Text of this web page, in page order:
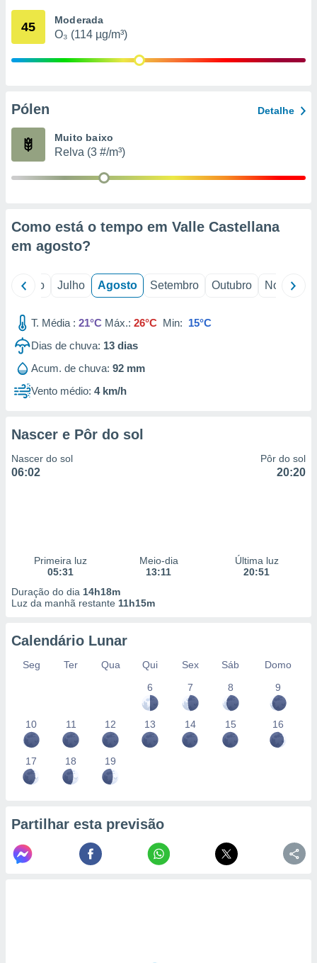
através
estudos
1199
45 Moderada
O₃ (114 µg/m³)
Pólen Detalhe
Muito baixo
Relva (3 #/m³)
Como está o tempo em Valle Castellana
em agosto?
Junho Julho Agosto Setembro Outubro Novembro
T. Média : 21°C Máx.: 26°C Min: 15°C
Dias de chuva: 13 dias
Acum. de chuva: 92 mm
Vento médio: 4 km/h
Nascer e Pôr do sol
Nascer do sol
06:02
Pôr do sol
20:20
Primeira luz
05:31
Meio-dia
13:11
Última luz
20:51
Duração do dia 14h18m
Luz da manhã restante 11h15m
Calendário Lunar
Seg Ter Qua Qui Sex Sáb
Domo
6
7 8 9
10 11 12 13 14 15 16
17 18 19
Partilhar esta previsão